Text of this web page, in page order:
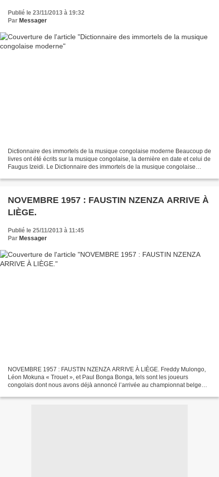
Publié le 23/11/2013 à 19:32
Par Messager
Dictionnaire des immortels de la musique congolaise moderne Beaucoup de
livres ont été écrits sur la musique congolaise, la dernière en date et celui de
Faugus Izeidi. Le Dictionnaire des immortels de la musique congolaise
NOVEMBRE 1957 : FAUSTIN NZENZA ARRIVE À
LIÈGE.
Publié le 25/11/2013 à 11:45
Par Messager
NOVEMBRE 1957 : FAUSTIN NZENZA ARRIVE À LIÈGE. Freddy Mulongo,
Léon Mokuna « Trouet », et Paul Bonga Bonga, tels sont les joueurs
congolais dont nous avons déjà annoncé l’arrivée au championnat belge